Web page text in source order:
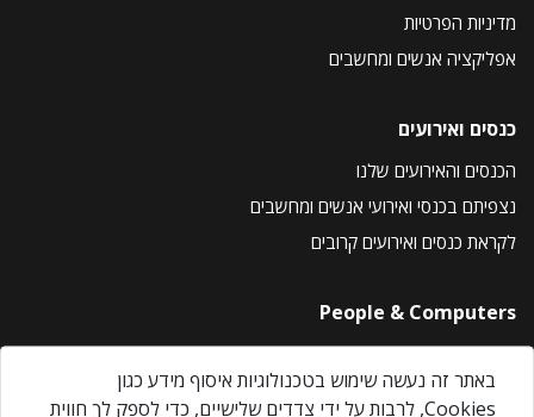
מדיניות הפרטיות
אפליקציה אנשים ומחשבים
כנסים ואירועים
הכנסים והאירועים שלנו
נצפיתם בכנסי ואירועי אנשים ומחשבים
לקראת כנסים ואירועים קרובים
People & Computers
About Us
Privacy Policy
באתר זה נעשה שימוש בטכנולוגיות איסוף מידע כגון
Cookies, לרבות על ידי צדדים שלישיים, כדי לספק לך חווית